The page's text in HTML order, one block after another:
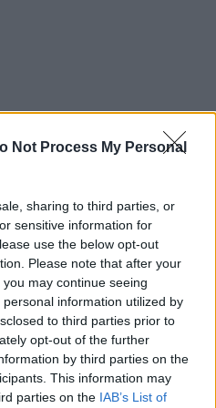
Not Process My Personal
sharing to third parties, or
sensitive information for
use the below opt-out
Please note that after your
may continue seeing
information utilized by
to third parties prior to
opt-out of the further
by third parties on the
This information may
parties on the IAB’s List of